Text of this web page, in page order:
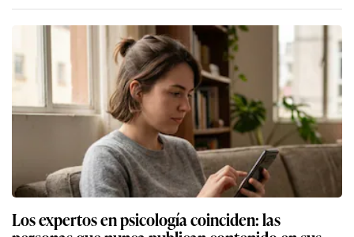
Los expertos en psicología coinciden: las